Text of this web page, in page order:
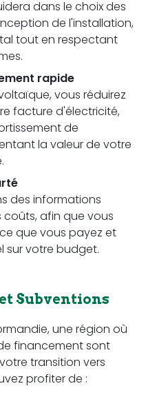
dans le choix des
de l'installation,
tout en respectant
rapide
vous réduirez
facture d'électricité,
de
la valeur de votre
des informations
coûts, afin que vous
que vous payez et
sur votre budget.
Subventions
une région où
financement sont
transition vers
profiter de :